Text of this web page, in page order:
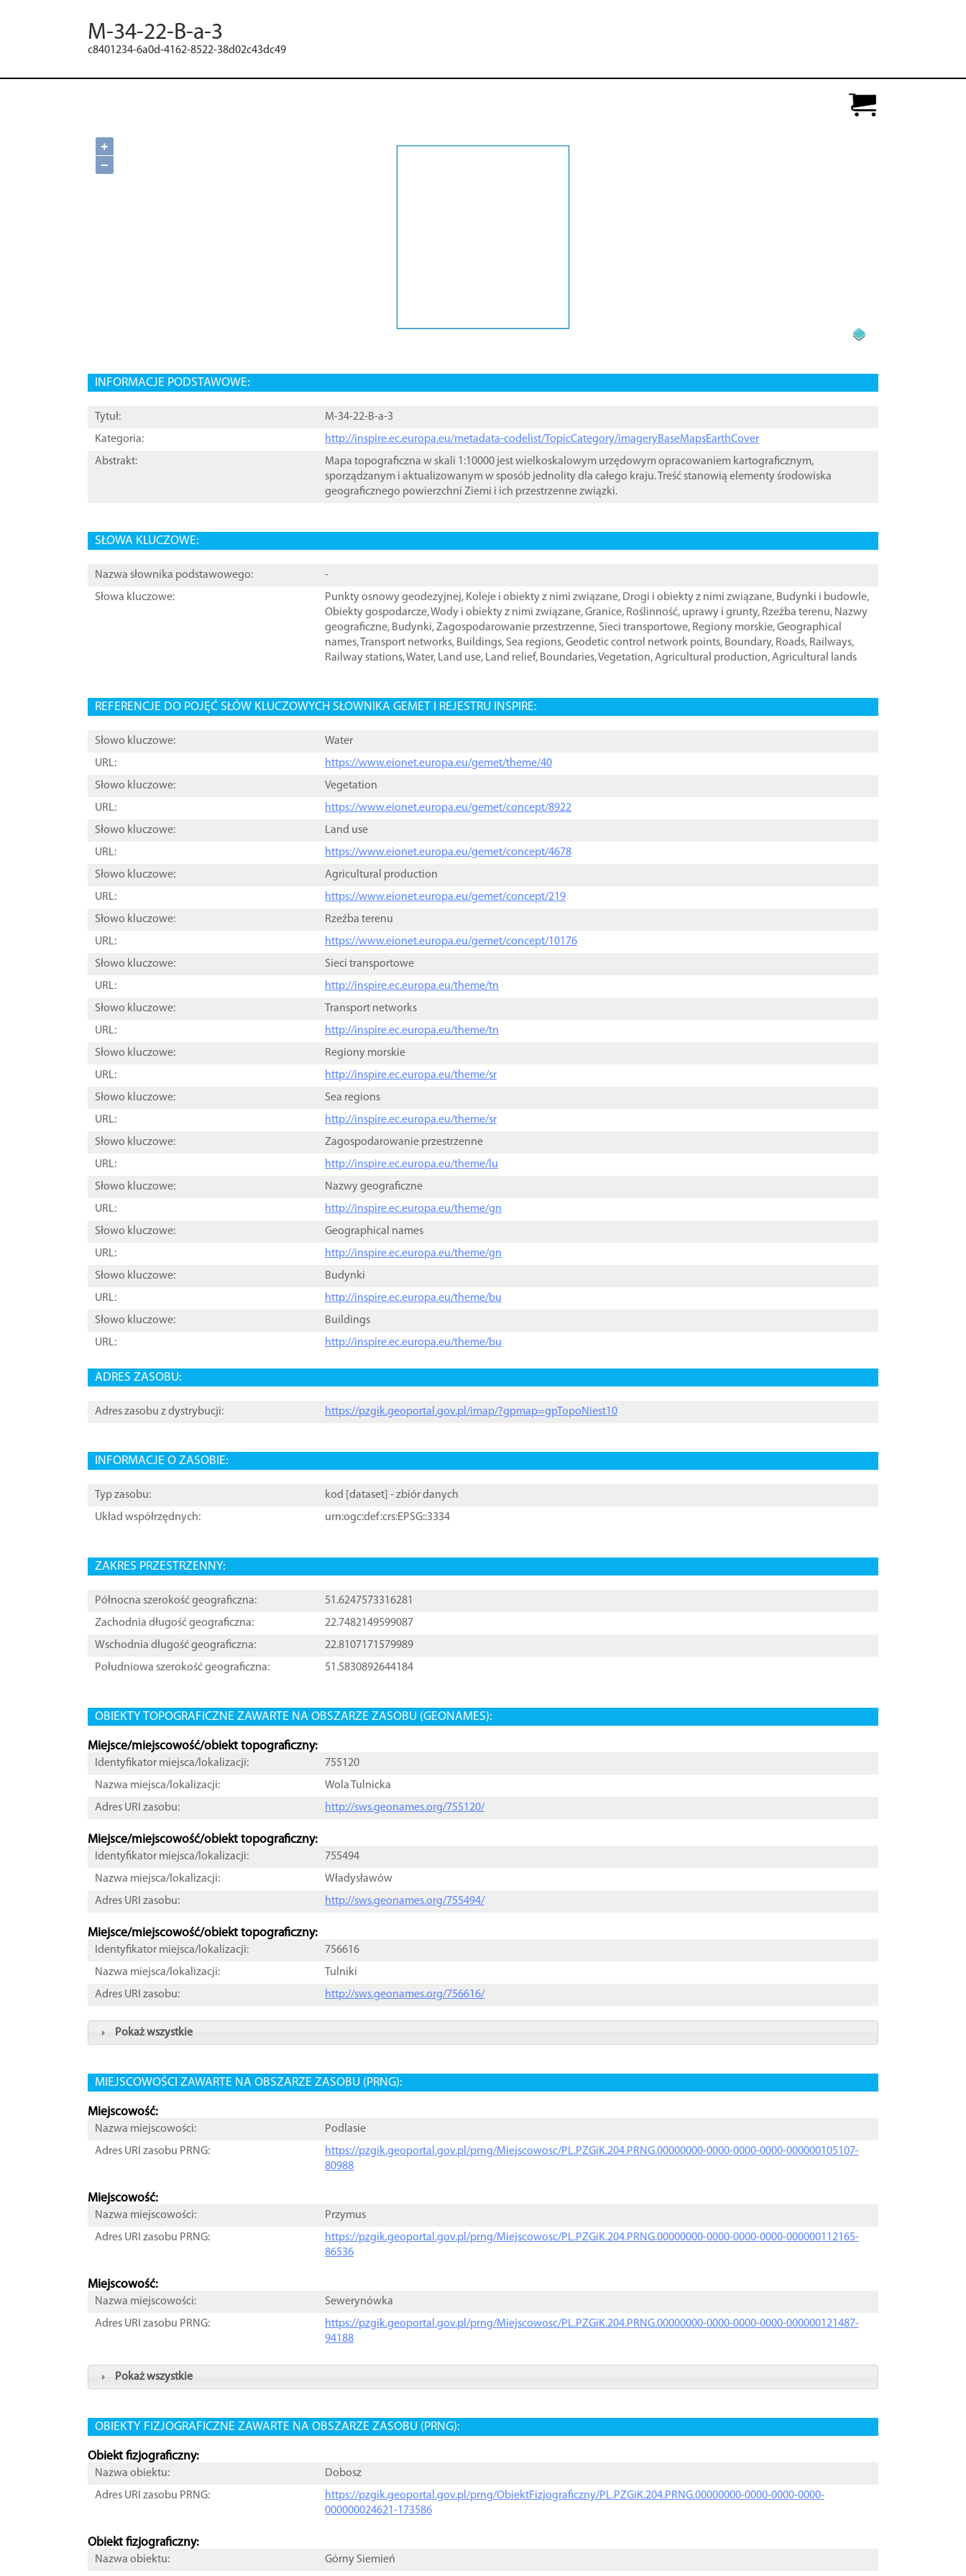
M-34-22-B-a-3
c8401234-6a0d-4162-8522-38d02c43dc49
+
−
INFORMACJE PODSTAWOWE:
Tytuł:
M-34-22-B-a-3
Kategoria:
http://inspire.ec.europa.eu/metadata-codelist/TopicCategory/imageryBaseMapsEarthCover
Abstrakt:
Mapa topograficzna w skali 1:10000 jest wielkoskalowym urzędowym opracowaniem kartograficznym,
sporządzanym i aktualizowanym w sposób jednolity dla całego kraju. Treść stanowią elementy środowiska
geograficznego powierzchni Ziemi i ich przestrzenne związki.
SŁOWA KLUCZOWE:
Nazwa słownika podstawowego:
-
Słowa kluczowe:
Punkty osnowy geodezyjnej, Koleje i obiekty z nimi związane, Drogi i obiekty z nimi związane, Budynki i budowle,
Obiekty gospodarcze,Wody i obiekty z nimi związane,Granice, Roślinność, uprawy i grunty, Rzeźba terenu, Nazwy
geograficzne, Budynki,Zagospodarowanie przestrzenne, Sieci transportowe, Regiony morskie,Geographical
names,Transport networks, Buildings, Sea regions,Geodetic control network points, Boundary, Roads, Railways,
Railway stations,Water, Land use, Land relief, Boundaries,Vegetation,Agricultural production,Agricultural lands
REFERENCJE DO POJĘĆ SŁÓW KLUCZOWYCH SŁOWNIKA GEMET I REJESTRU INSPIRE:
Słowo kluczowe:
Water
URL:
https://www.eionet.europa.eu/gemet/theme/40
Słowo kluczowe:
Vegetation
URL:
https://www.eionet.europa.eu/gemet/concept/8922
Słowo kluczowe:
Land use
URL:
https://www.eionet.europa.eu/gemet/concept/4678
Słowo kluczowe:
Agricultural production
URL:
https://www.eionet.europa.eu/gemet/concept/219
Słowo kluczowe:
Rzeźba terenu
URL:
https://www.eionet.europa.eu/gemet/concept/10176
Słowo kluczowe:
Sieci transportowe
URL:
http://inspire.ec.europa.eu/theme/tn
Słowo kluczowe:
Transport networks
URL:
http://inspire.ec.europa.eu/theme/tn
Słowo kluczowe:
Regiony morskie
URL:
http://inspire.ec.europa.eu/theme/sr
Słowo kluczowe:
Sea regions
URL:
http://inspire.ec.europa.eu/theme/sr
Słowo kluczowe:
Zagospodarowanie przestrzenne
URL:
http://inspire.ec.europa.eu/theme/lu
Słowo kluczowe:
Nazwy geograficzne
URL:
http://inspire.ec.europa.eu/theme/gn
Słowo kluczowe:
Geographical names
URL:
http://inspire.ec.europa.eu/theme/gn
Słowo kluczowe:
Budynki
URL:
http://inspire.ec.europa.eu/theme/bu
Słowo kluczowe:
Buildings
URL:
http://inspire.ec.europa.eu/theme/bu
ADRES ZASOBU:
Adres zasobu z dystrybucji: https://pzgik.geoportal.gov.pl/imap/?gpmap=gpTopoNiest10
INFORMACJE O ZASOBIE:
Typ zasobu: kod [ dataset ] - zbiór danych
Układ współrzędnych:
urn:ogc:def:crs:EPSG::3334
ZAKRES PRZESTRZENNY:
Północna szerokość geograficzna:
51.6247573316281
Zachodnia długość geograficzna:
22.7482149599087
Wschodnia długość geograficzna:
22.8107171579989
Południowa szerokość geograficzna:
51.5830892644184
OBIEKTY TOPOGRAFICZNE ZAWARTE NA OBSZARZE ZASOBU (GEONAMES):
Miejsce/miejscowość/obiekt topograficzny:
Identyfikator miejsca/lokalizacji:
755120
Nazwa miejsca/lokalizacji:
Wola Tulnicka
Adres URI zasobu:
http://sws.geonames.org/755120/
Miejsce/miejscowość/obiekt topograficzny:
Identyfikator miejsca/lokalizacji:
755494
Nazwa miejsca/lokalizacji:
Władysławów
Adres URI zasobu:
http://sws.geonames.org/755494/
Miejsce/miejscowość/obiekt topograficzny:
Identyfikator miejsca/lokalizacji:
756616
Nazwa miejsca/lokalizacji:
Tulniki
Adres URI zasobu:
http://sws.geonames.org/756616/
Pokaż wszystkie
MIEJSCOWOŚCI ZAWARTE NA OBSZARZE ZASOBU (PRNG):
Miejscowość:
Nazwa miejscowości:
Podlasie
Adres URI zasobu PRNG:
https://pzgik.geoportal.gov.pl/prng/Miejscowosc/PL.PZGiK.204.PRNG.00000000-0000-0000-0000-000000105107-
80988
Miejscowość:
Nazwa miejscowości:
Przymus
Adres URI zasobu PRNG:
https://pzgik.geoportal.gov.pl/prng/Miejscowosc/PL.PZGiK.204.PRNG.00000000-0000-0000-0000-000000112165-
86536
Miejscowość:
Nazwa miejscowości:
Sewerynówka
Adres URI zasobu PRNG:
https://pzgik.geoportal.gov.pl/prng/Miejscowosc/PL.PZGiK.204.PRNG.00000000-0000-0000-0000-000000121487-
94188
Pokaż wszystkie
OBIEKTY FIZJOGRAFICZNE ZAWARTE NA OBSZARZE ZASOBU (PRNG):
Obiekt fizjograficzny:
Nazwa obiektu:
Dobosz
Adres URI zasobu PRNG:
https://pzgik.geoportal.gov.pl/prng/ObiektFizjograficzny/PL.PZGiK.204.PRNG.00000000-0000-0000-0000-
000000024621-173586
Obiekt fizjograficzny:
Nazwa obiektu: Górny Siemień